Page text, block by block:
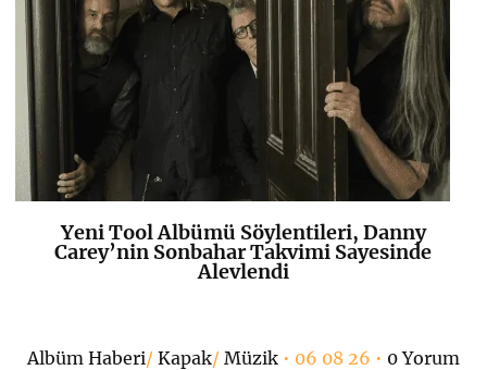
K+
Yeni Tool Albümü Söylentileri, Danny
Carey’nin Sonbahar Takvimi Sayesinde
Alevlendi
Albüm Haberi/ Kapak/ Müzik• 06 08 26 • 0 Yorum